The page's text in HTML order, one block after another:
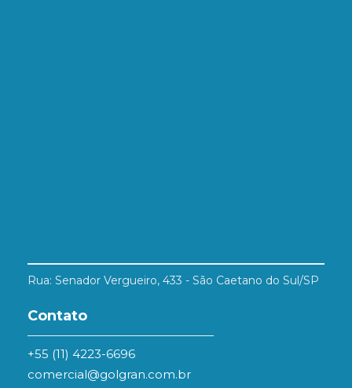
Rua: Senador Vergueiro, 433 - São Caetano do Sul/SP
Contato
+55 (11) 4223-6696
comercial@golgran.com.br